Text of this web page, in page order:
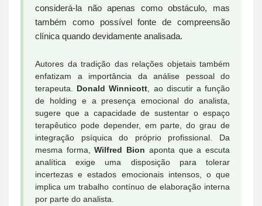
considerá-la não apenas como obstáculo, mas
também como possível fonte de compreensão
clínica quando devidamente analisada.
Autores da tradição das relações objetais também
enfatizam a importância da análise pessoal do
terapeuta.
Donald Winnicott, ao discutir a função
de holding e a presença emocional do analista,
sugere que a capacidade de sustentar o espaço
terapêutico pode depender, em parte, do grau de
integração psíquica do próprio profissional. Da
mesma forma,Wilfred Bion aponta que a escuta
analítica exige uma disposição para tolerar
incertezas e estados emocionais intensos, o que
implica um trabalho contínuo de elaboração interna
por parte do analista.